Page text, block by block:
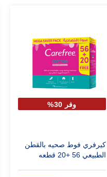
وفر 30%
كيرفري فوط صحيه بالقطن
الطبيعي 56 +20 قطعه